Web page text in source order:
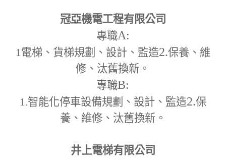
冠亞機電工程有限公司
專職A:
1電梯、貨梯規劃、設計、監造2.保養、維
修、汰舊換新。
專職B:
1.智能化停車設備規劃、設計、監造2.保
養、維修、汰舊換新。
井上電梯有限公司